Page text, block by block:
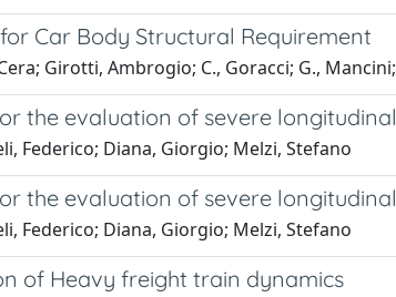
Car Body Structural Requirement
Girotti, Ambrogio; C., Goracci; G.,
the evaluation of severe
Federico; Diana, Giorgio; Melzi, Stefano
the evaluation of severe
Federico; Diana, Giorgio; Melzi, Stefano
of Heavy freight train dynamics